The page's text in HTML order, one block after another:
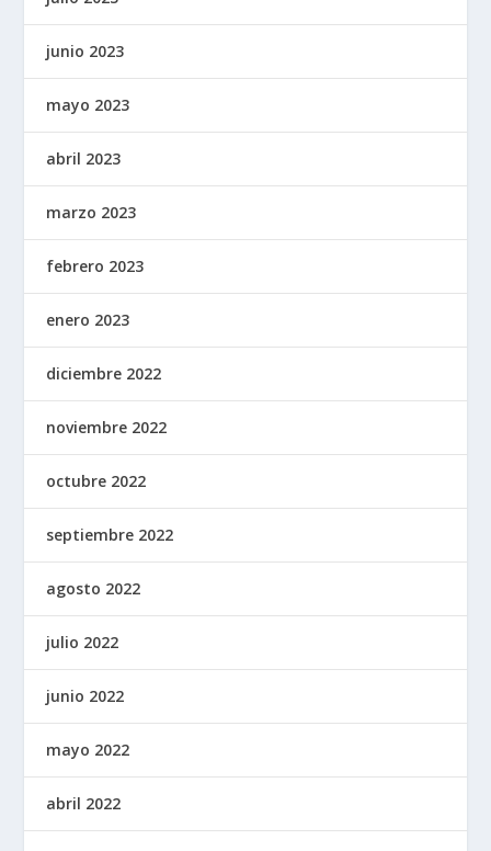
junio 2023
mayo 2023
abril 2023
marzo 2023
febrero 2023
enero 2023
diciembre 2022
noviembre 2022
octubre 2022
septiembre 2022
agosto 2022
julio 2022
junio 2022
mayo 2022
abril 2022